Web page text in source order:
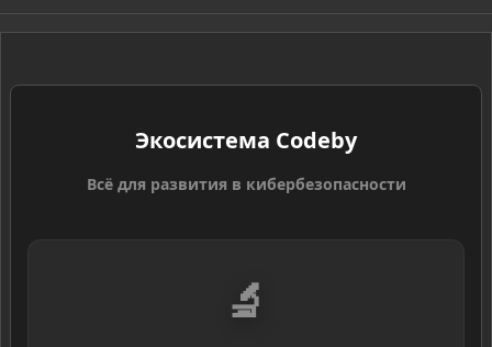
S
Экосистема Codeby
Всё для развития в кибербезопасности
🔬